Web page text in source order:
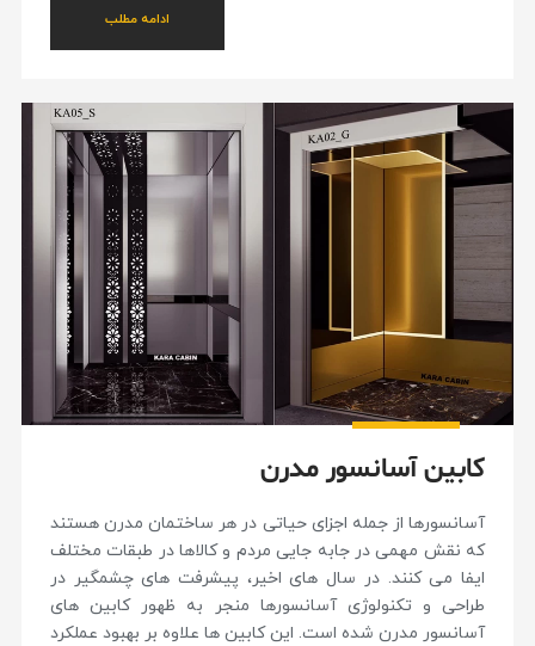
ادامه مطلب
کابین آسانسور مدرن
آسانسورها از جمله اجزای حیاتی در هر ساختمان مدرن هستند
که نقش مهمی در جابه جایی مردم و کالاها در طبقات مختلف
ایفا می کنند. در سال های اخیر، پیشرفت های چشمگیر در
طراحی و تکنولوژی آسانسورها منجر به ظهور کابین های
آسانسور مدرن شده است. این کابین ها علاوه بر بهبود عملکرد